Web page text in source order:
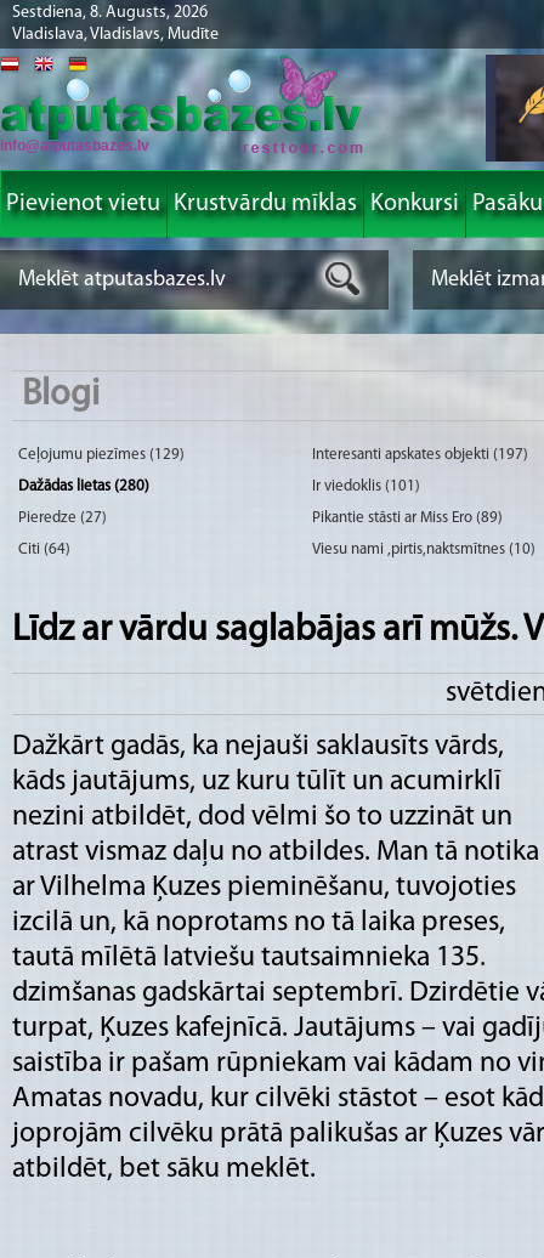
Sestdiena, 8. Augusts, 2026
Vladislava, Vladislavs, Mudīte
info@atputasbazes.lv
Pievienot vietu Krustvārdu mīklas Konkursi
Blogi
Ceļojumu piezīmes (129)
Interesanti apskates objekti (197)
Dažādas lietas (280)
Ir viedoklis (101)
Pieredze (27)
Pikantie stāsti ar Miss Ero (89)
Citi (64)
Viesu nami ,pirtis,naktsmītnes (10)
Līdz ar vārdu saglabājas arī mūžs.
Dažkārt gadās, ka nejauši saklausīts vārds,
kāds jautājums, uz kuru tūlīt un acumirklī
nezini atbildēt, dod vēlmi šo to uzzināt un
atrast vismaz daļu no atbildes. Man tā notika
ar Vilhelma Ķuzes pieminēšanu, tuvojoties
izcilā un, kā noprotams no tā laika preses,
tautā mīlētā latviešu tautsaimnieka 135.
dzimšanas gadskārtai septembrī. Dzirdētie
turpat, Ķuzes kafejnīcā. Jautājums – vai
saistība ir pašam rūpniekam vai kādam no
Amatas novadu, kur cilvēki stāstot – esot
joprojām cilvēku prātā palikušas ar Ķuzes
atbildēt, bet sāku meklēt.